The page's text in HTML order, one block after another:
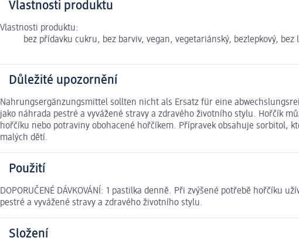
Vlastnosti produktu
Vlastnosti produktu:
bez přídavku cukru, bez barviv, vegan, vegetariánský, bezlepkový, bez
Důležité upozornění
Nahrungsergänzungsmittel sollten nicht als Ersatz für eine
jako náhrada pestré a vyvážené stravy a zdravého životního stylu. Hořčík
hořčíku nebo potraviny obohacené hořčíkem. Přípravek obsahuje sorbitol,
malých dětí.
Použití
DOPORUČENÉ DÁVKOVÁNÍ: 1 pastilka denně. Při zvýšené potřebě
pestré a vyvážené stravy a zdravého životního stylu.
Složení